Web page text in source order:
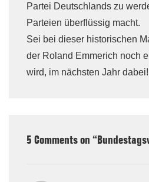
Partei Deutschlands zu
Parteien überflüssig macht.
Sei bei dieser historischen
der Roland Emmerich noch
wird, im nächsten Jahr dabei!
5 Comments on “